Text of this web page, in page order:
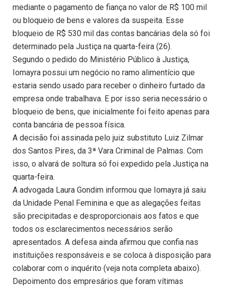
mediante o pagamento de fiança no valor de R$ 100 mil
ou bloqueio de bens e valores da suspeita. Esse
bloqueio de R$ 530 mil das contas bancárias dela só foi
determinado pela Justiça na quarta-feira (26).
Segundo o pedido do Ministério Público à Justiça,
Iomayra possui um negócio no ramo alimentício que
estaria sendo usado para receber o dinheiro furtado da
empresa onde trabalhava. E por isso seria necessário o
bloqueio de bens, que inicialmente foi feito apenas para
conta bancária de pessoa física.
A decisão foi assinada pelo juiz substituto Luiz Zilmar
dos Santos Pires, da 3ª Vara Criminal de Palmas. Com
isso, o alvará de soltura só foi expedido pela Justiça na
quarta-feira.
A advogada Laura Gondim informou que Iomayra já saiu
da Unidade Penal Feminina e que as alegações feitas
são precipitadas e desproporcionais aos fatos e que
todos os esclarecimentos necessários serão
apresentados. A defesa ainda afirmou que confia nas
instituições responsáveis e se coloca à disposição para
colaborar com o inquérito (veja nota completa abaixo).
Depoimento dos empresários que foram vítimas